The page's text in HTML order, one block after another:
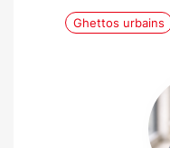
Ghettos urbains